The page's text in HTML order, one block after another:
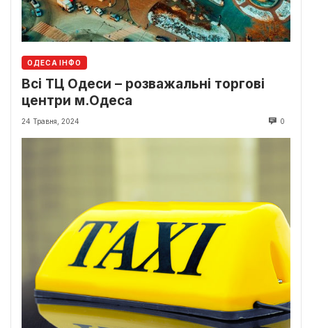
ОДЕСА ІНФО
Всі ТЦ Одеси – розважальні торгові
центри м.Одеса
24 Травня, 2024 0